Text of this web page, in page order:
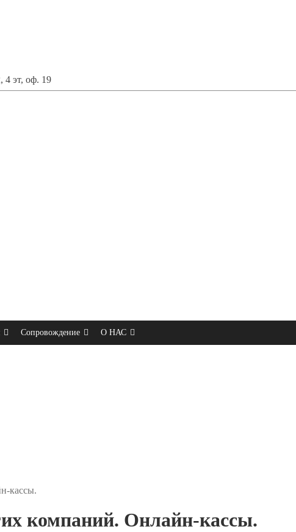
4 эт, оф. 19
Сопровождение О НАС
кассы.
компаний. Онлайн-кассы.